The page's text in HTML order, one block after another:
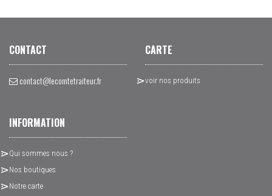
CONTACT
contact@lecomtetraiteur.fr
CARTE
voir nos produits
INFORMATION
Qui sommes nous ?
Nos boutiques
Notre carte